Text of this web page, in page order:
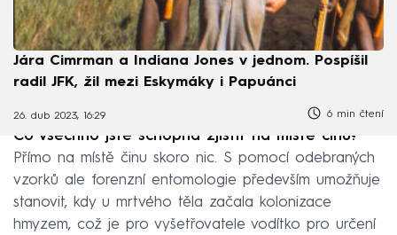
Jára Cimrman a Indiana Jones v jednom. Pospíšil
radil JFK, žil mezi Eskymáky i Papuánci
26. dub 2023, 16:29 6 min čtení
Co všechno jste schopna zjistit na místě činu?
Přímo na místě činu skoro nic. S pomocí odebraných
vzorků ale forenzní entomologie především umožňuje
stanovit, kdy u mrtvého těla začala kolonizace
hmyzem, což je pro vyšetřovatele vodítko pro určení